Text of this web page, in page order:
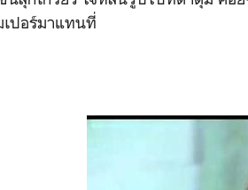
เปอร์มาแทนที่